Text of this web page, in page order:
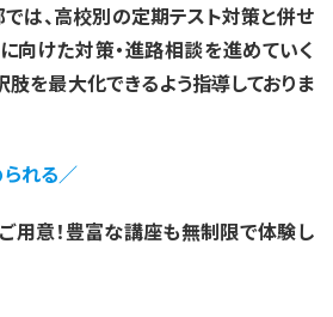
は、高校別の定期テスト対策と併せ
向けた対策・進路相談を進めていく
肢を最大化できるよう指導しておりま
れる／
用意！豊富な講座も無制限で体験し